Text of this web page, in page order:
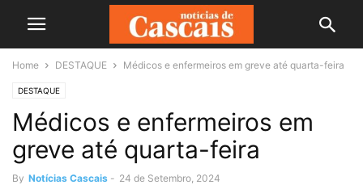
Home DESTAQUE Médicos e enfermeiros em greve até quarta-feira
DESTAQUE
Médicos e enfermeiros em
greve até quarta-feira
By Notícias Cascais - 24 de Setembro, 2024